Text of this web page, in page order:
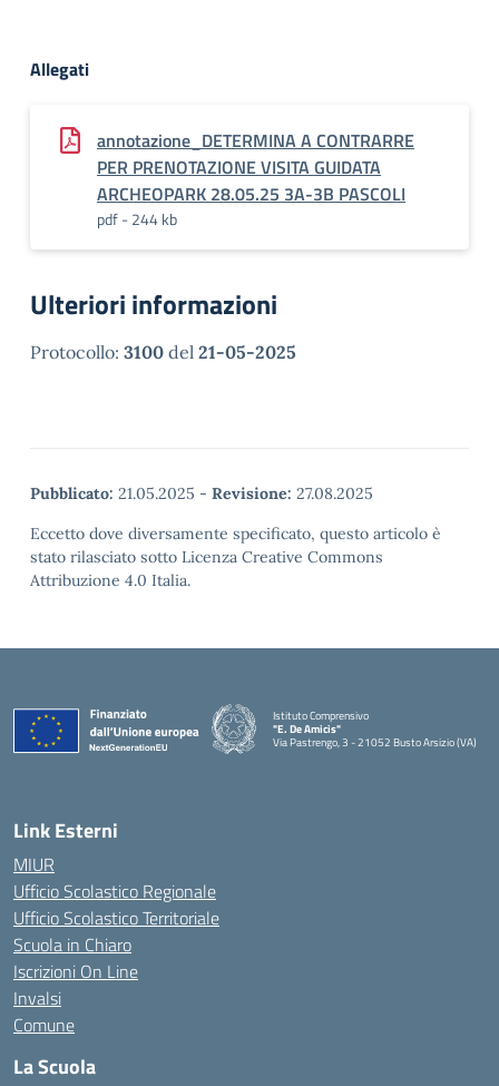
Allegati
annotazione_DETERMINA A CONTRARRE
PER PRENOTAZIONE VISITA GUIDATA
ARCHEOPARK 28.05.25 3A-3B PASCOLI
pdf - 244 kb
Ulteriori informazioni
Protocollo: 3100 del 21-05-2025
Pubblicato: 21.05.2025 - Revisione: 27.08.2025
Eccetto dove diversamente specificato, questo articolo è
stato rilasciato sotto Licenza Creative Commons
Attribuzione 4.0 Italia.
Istituto Comprensivo
"E. De Amicis"
Via Pastrengo, 3 - 21052 Busto Arsizio (VA)
Link Esterni
MIUR
Ufficio Scolastico Regionale
Ufficio Scolastico Territoriale
Scuola in Chiaro
Iscrizioni On Line
Invalsi
Comune
La Scuola